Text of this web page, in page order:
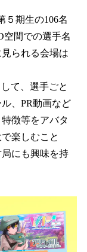
５期生の106名
空間での選手名
られる会場は
て、選手ごと
、PR動画など
徴等をアバタ
楽しむこと
にも興味を持